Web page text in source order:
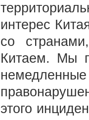
интерес
со
Китаем. Мы
этого